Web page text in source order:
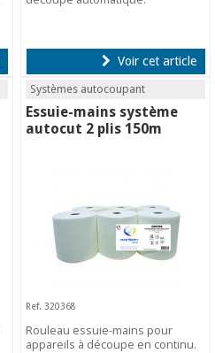
Voir cet article
Systèmes autocoupant
Essuie-mains système
autocut 2 plis 150m
Ref. 320368
Rouleau essuie-mains pour
appareils à découpe en continu.